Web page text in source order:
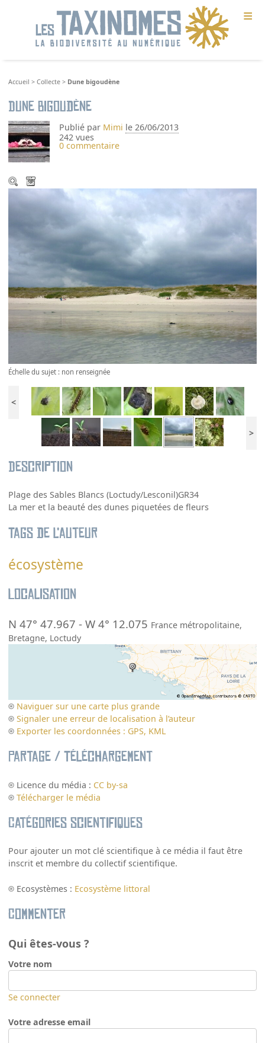
≡
Accueil >Collecte > Dune bigoudène
Dune bigoudène
Publié par Mimi le 26/06/2013
242 vues
0 commentaire
Échelle du sujet : non renseignée
<
>
Description
Plage des Sables Blancs (Loctudy/Lesconil)GR34
La mer et la beauté des dunes piquetées de fleurs
Tags de l’auteur
écosystème
Localisation
N 47° 47.967 -W 4° 12.075 France métropolitaine,
Bretagne, Loctudy
Naviguer sur une carte plus grande
Signaler une erreur de localisation à l’auteur
Exporter les coordonnées : GPS, KML
Partage / Téléchargement
Licence du média : CC by-sa
Télécharger le média
Catégories scientifiques
Pour ajouter un mot clé scientifique à ce média il faut être
inscrit et membre du collectif scientifique.
Ecosystèmes : Ecosystème littoral
Commenter
Qui êtes-vous ?
Votre nom
Se connecter
Votre adresse email